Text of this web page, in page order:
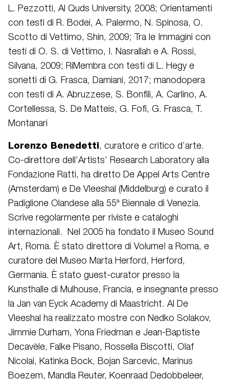
L. Pezzotti, Al Quds University, 2008; Orientamenti
con testi di R. Bodei, A. Palermo, N. Spinosa, O.
Scotto di Vettimo, Shin, 2009; Tra le Immagini con
testi di O. S. di Vettimo, I. Nasrallah e A. Rossi,
Silvana, 2009; RiMembra con testi di L. Hegy e
sonetti di G. Frasca, Damiani, 2017; manodopera
con testi di A. Abruzzese, S. Bonfili, A. Carlino, A.
Cortellessa, S. De Matteis, G. Fofi, G. Frasca, T.
Montanari
Lorenzo Benedetti, curatore e critico d’arte.
Co-direttore dell’Artists’ Research Laboratory alla
Fondazione Ratti, ha diretto De Appel Arts Centre
(Amsterdam) e De Vleeshal (Middelburg) e curato il
Padiglione Olandese alla 55ª Biennale di Venezia.
Scrive regolarmente per riviste e cataloghi
internazionali. Nel 2005 ha fondato il Museo Sound
Art, Roma. È stato direttore di Volume! a Roma, e
curatore del Museo Marta Herford, Herford,
Germania. È stato guest-curator presso la
Kunsthalle di Mulhouse, Francia, e insegnante presso
la Jan van Eyck Academy di Maastricht. Al De
Vleeshal ha realizzato mostre con Nedko Solakov,
Jimmie Durham, Yona Friedman e Jean-Baptiste
Decavèle, Falke Pisano, Rossella Biscotti, Olaf
Nicolai, Katinka Bock, Bojan Sarcevic, Marinus
Boezem, Mandla Reuter, Koenraad Dedobbeleer,